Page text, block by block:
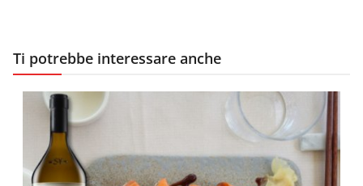
Ti potrebbe interessare anche